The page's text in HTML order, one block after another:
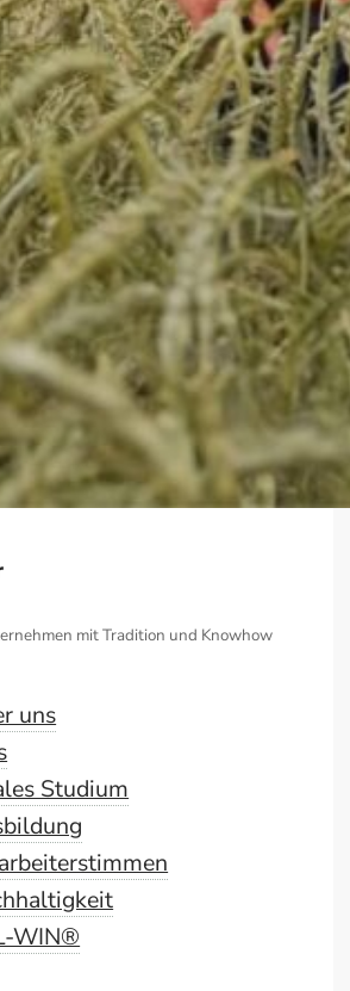
mit Tradition und Knowhow
uns
Studium
WIN®